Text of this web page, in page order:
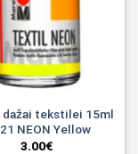
dažai tekstilei 15ml
NEON Yellow
3.00€